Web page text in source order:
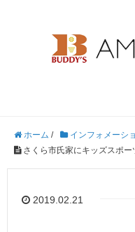
ホーム / インフォメーシ
さくら市氏家にキッズスポー
2019.02.21